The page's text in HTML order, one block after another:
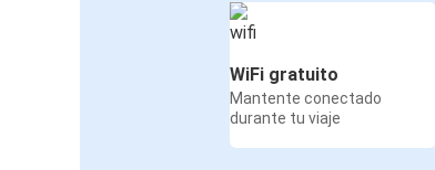
WiFi gratuito
Mantente conectado
durante tu viaje